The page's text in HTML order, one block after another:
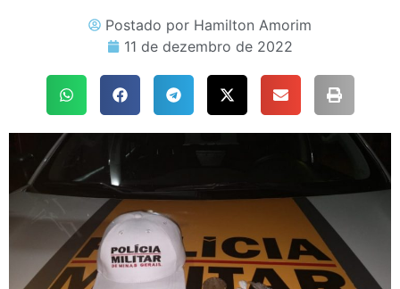
Postado por Hamilton Amorim
11 de dezembro de 2022